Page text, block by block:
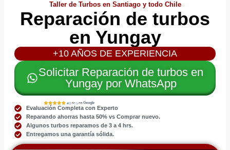
Taller de Turbos en Santiago y todo Chile
Reparación de turbos
en Yungay
+10 AÑOS DE EXPERIENCIA
Solicitar Reparación de turbos en
Yungay por WhatsApp
Evaluación Completa con Experto
Reparando ahorras hasta 50% vs Comprar nuevo.
Algunos turbos reparamos de 3 a 4 hrs.
Entregamos una garantía sólida.